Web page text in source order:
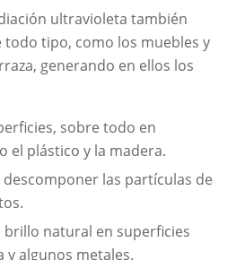
ultravioleta también
todo tipo, como los muebles y
generando en ellos los
sobre todo en
el plástico y la madera.
las partículas de
natural en superficies
y algunos metales.